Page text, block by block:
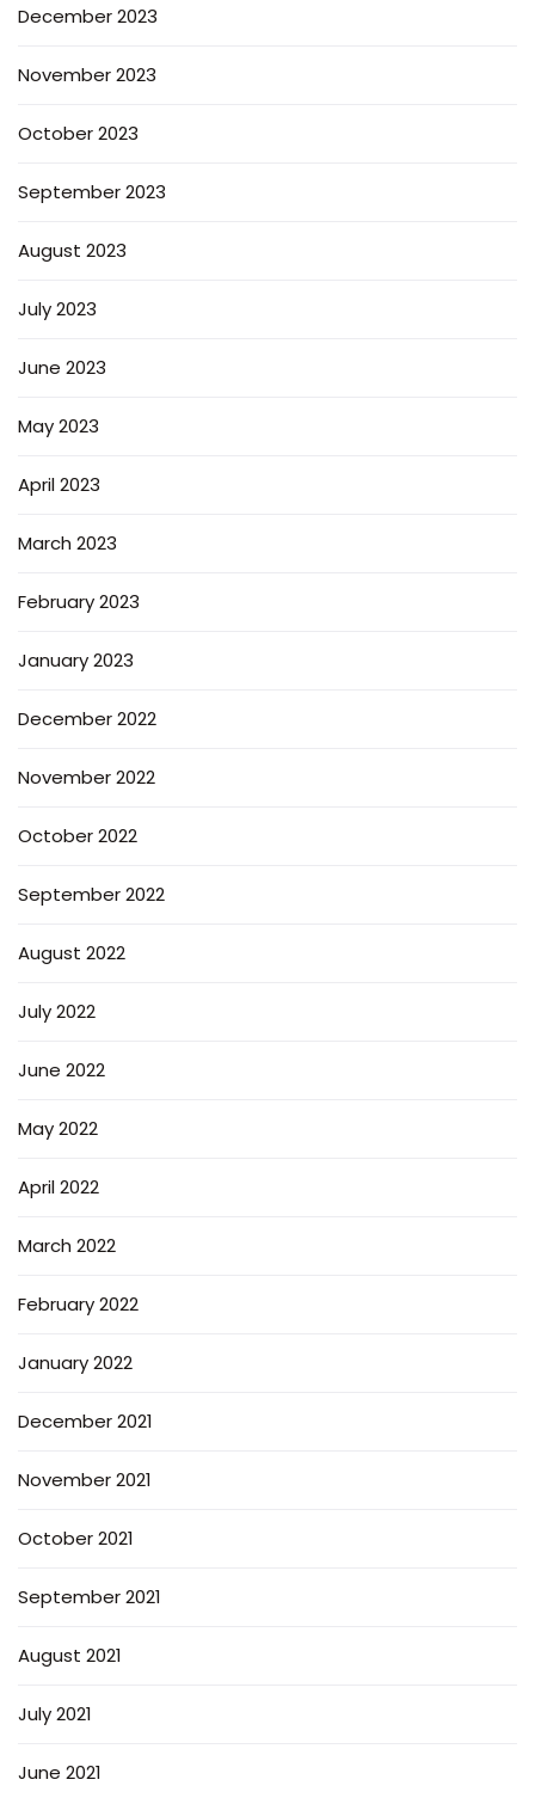
December 2023
November 2023
October 2023
September 2023
August 2023
July 2023
June 2023
May 2023
April 2023
March 2023
February 2023
January 2023
December 2022
November 2022
October 2022
September 2022
August 2022
July 2022
June 2022
May 2022
April 2022
March 2022
February 2022
January 2022
December 2021
November 2021
October 2021
September 2021
August 2021
July 2021
June 2021